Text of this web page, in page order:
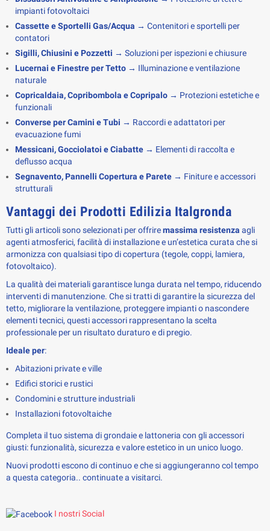
impianti fotovoltaici
Cassette e Sportelli Gas/Acqua → Contenitori e sportelli per
contatori
Sigilli, Chiusini e Pozzetti → Soluzioni per ispezioni e chiusure
Lucernai e Finestre per Tetto → Illuminazione e ventilazione
naturale
Copricaldaia, Copribombola e Copripalo → Protezioni estetiche e
funzionali
Converse per Camini e Tubi → Raccordi e adattatori per
evacuazione fumi
Messicani, Gocciolatoi e Ciabatte → Elementi di raccolta e
deflusso acqua
Segnavento, Pannelli Copertura e Parete → Finiture e accessori
strutturali
Vantaggi dei Prodotti Edilizia Italgronda
Tutti gli articoli sono selezionati per offrire massima resistenza agli
agenti atmosferici, facilità di installazione e un’estetica curata che si
armonizza con qualsiasi tipo di copertura (tegole, coppi, lamiera,
fotovoltaico).
La qualità dei materiali garantisce lunga durata nel tempo, riducendo
interventi di manutenzione. Che si tratti di garantire la sicurezza del
tetto, migliorare la ventilazione, proteggere impianti o nascondere
elementi tecnici, questi accessori rappresentano la scelta
professionale per un risultato duraturo e di pregio.
Ideale per:
Abitazioni private e ville
Edifici storici e rustici
Condomini e strutture industriali
Installazioni fotovoltaiche
Completa il tuo sistema di grondaie e lattoneria con gli accessori
giusti: funzionalità, sicurezza e valore estetico in un unico luogo.
Nuovi prodotti escono di continuo e che si aggiungeranno col tempo
a questa categoria.. continuate a visitarci.
I nostri Social